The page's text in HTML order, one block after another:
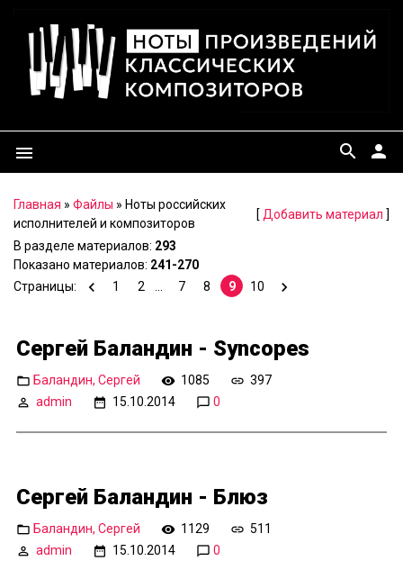
menu person
search
Главная » Файлы » Ноты российских
исполнителей и композиторов
[ Добавить материал ]
В разделе материалов: 293
Показано материалов: 241-270
Страницы: 1 2 ... 7 8 9 10
Сергей Баландин - Syncopes
Баландин, Сергей 1085
397
admin
15.10.2014 0
Сергей Баландин - Блюз
Баландин, Сергей 1129
511
admin
15.10.2014 0